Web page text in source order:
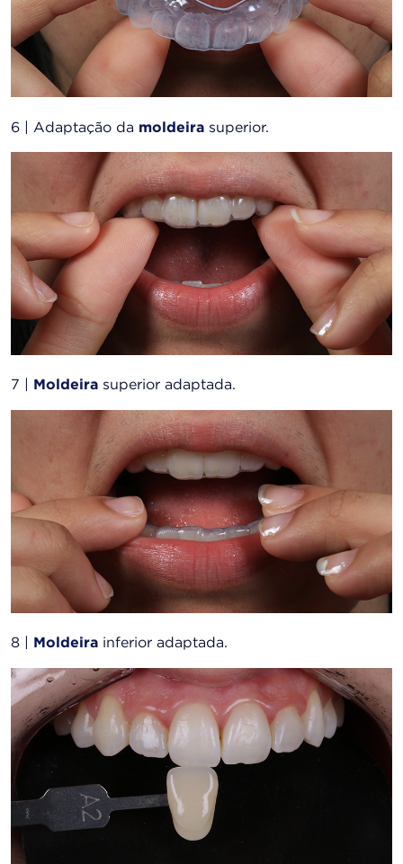
6 | Adaptação da moldeira superior.
7 | Moldeira superior adaptada.
8 | Moldeira inferior adaptada.